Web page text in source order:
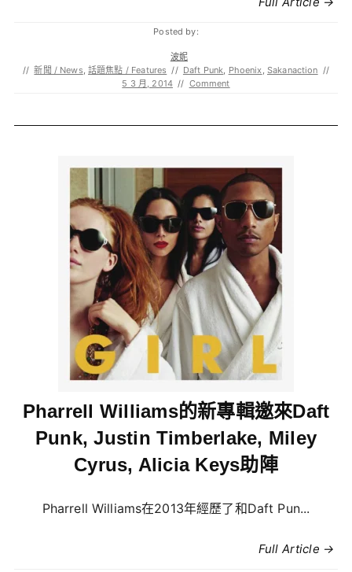
Posted by:
波妮
// 新聞 / News,話題焦點 / Features // Daft Punk, Phoenix , Sakanaction //
5 3 月, 2014 // Comment
Pharrell Williams的新專輯邀來Daft
Punk, Justin Timberlake, Miley
Cyrus, Alicia Keys助陣
Pharrell Williams在2013年經歷了和Daft Pun...
Full Article →